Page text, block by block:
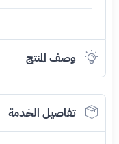
وصف المنتج
تفاصيل الخدمة